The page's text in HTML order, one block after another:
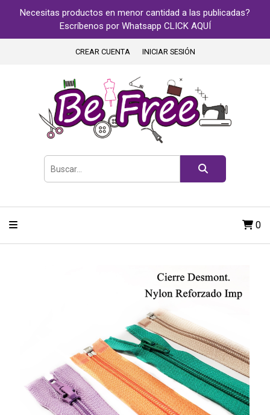
Necesitas productos en menor cantidad a las publicadas?
Escríbenos por Whatsapp CLICK AQUÍ
CREAR CUENTA INICIAR SESIÓN
0